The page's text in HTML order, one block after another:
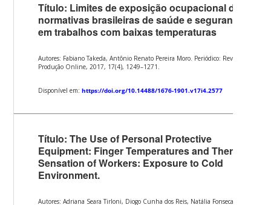
Título: Limites de exposição ocupacional das
normativas brasileiras de saúde e segurança
em trabalhos com baixas temperaturas
Autores: Fabiano Takeda, Antônio Renato Pereira Moro. Periódico: Revista
Produção Online, 2017, 17(4), 1249–1271.
Disponível em:https://doi.org/10.14488/1676-1901.v17i4.2577
Título: The Use of Personal Protective
Equipment: Finger Temperatures and Thermal
Sensation of Workers: Exposure to Cold
Environment.
Autores: Adriana Seara Tirloni, Diogo Cunha dos Reis, Natália Fonseca Dias,